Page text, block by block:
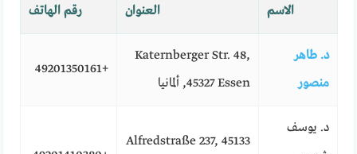
الاسم العنوان رقم الهاتف
د. طاهر
منصور
Katernberger Str. 48,
45327 Essen, ألمانيا
+49201350161
د. يوسف
Alfredstraße 237, 45133